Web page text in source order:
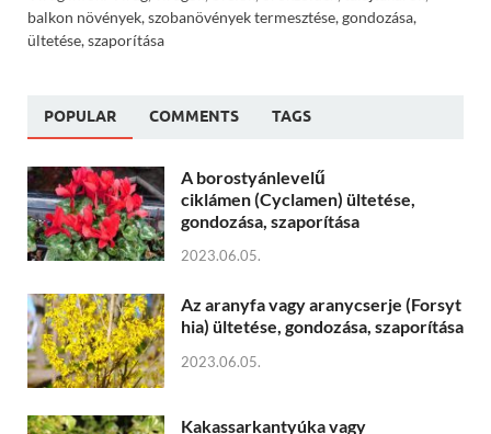
balkon növények, szobanövények termesztése, gondozása,
ültetése, szaporítása
POPULAR COMMENTS TAGS
A borostyánlevelű
ciklámen (Cyclamen) ültetése,
gondozása, szaporítása
2023.06.05.
Az aranyfa vagy aranycserje (Forsyt
hia) ültetése, gondozása, szaporítása
2023.06.05.
Kakassarkantyúka vagy